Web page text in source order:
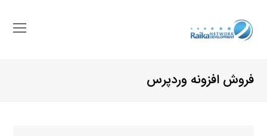
باز
فروش افزونه وردپرس